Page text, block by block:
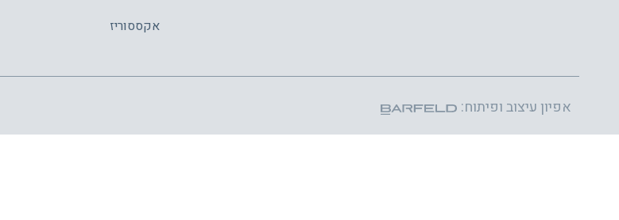
אקססוריז
אפיון עיצוב ופיתוח: